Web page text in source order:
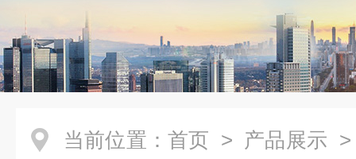
当前位置： 首页 > 产品展示